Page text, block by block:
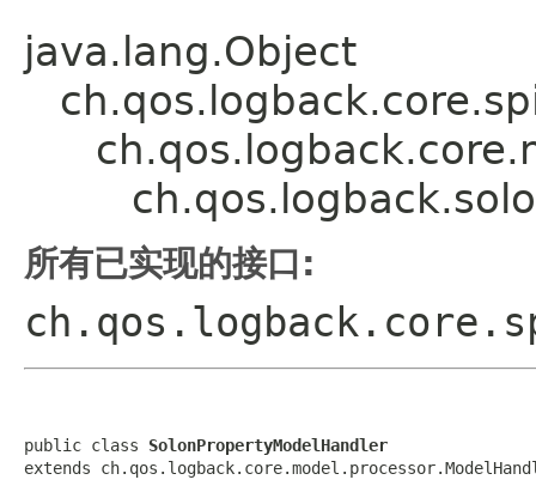
java.lang.Object
所有已实现的接口:
public class SolonPropertyModelHandler
extends